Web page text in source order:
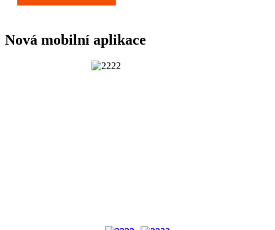
Nová mobilní aplikace